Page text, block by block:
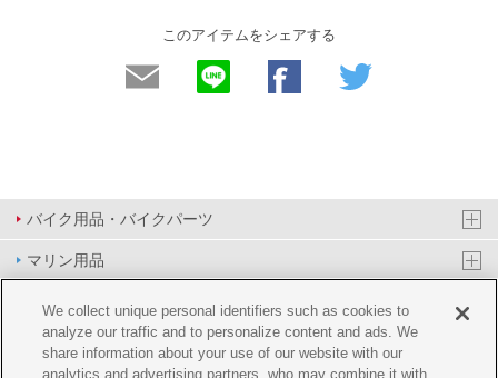
このアイテムをシェアする
バイク用品・バイクパーツ
マリン用品
PAS/YPJ用品
その他用品
We collect unique personal identifiers such as cookies to
analyze our traffic and to personalize content and ads. We
share information about your use of our website with our
analytics and advertising partners, who may combine it with